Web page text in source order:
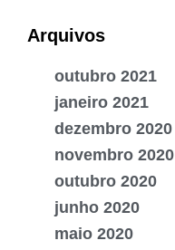
Arquivos
outubro 2021
janeiro 2021
dezembro 2020
novembro 2020
outubro 2020
junho 2020
maio 2020